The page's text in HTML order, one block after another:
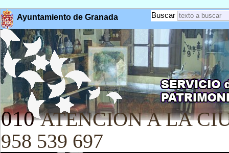
Ayuntamiento de Granada Buscar
010 ATENCION A LA
958 539 697